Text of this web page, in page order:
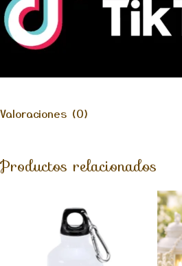
Valoraciones (0)
Productos relacionados